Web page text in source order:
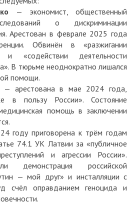
— экономист, общественный
о дискриминации
Арестован в феврале 2025 года
Обвинён в «разжигании
и «содействии деятельности
В тюрьме неоднократно лишался
помощи.
— арестована в мае 2024 года,
в пользу России». Состояние
помощь в заключении
году приговорена к трём годам
74.1 УК Латвии за «публичное
и агрессии России».
демонстрация российской
— мой друг» и инсталляции с
счёл оправданием геноцида и